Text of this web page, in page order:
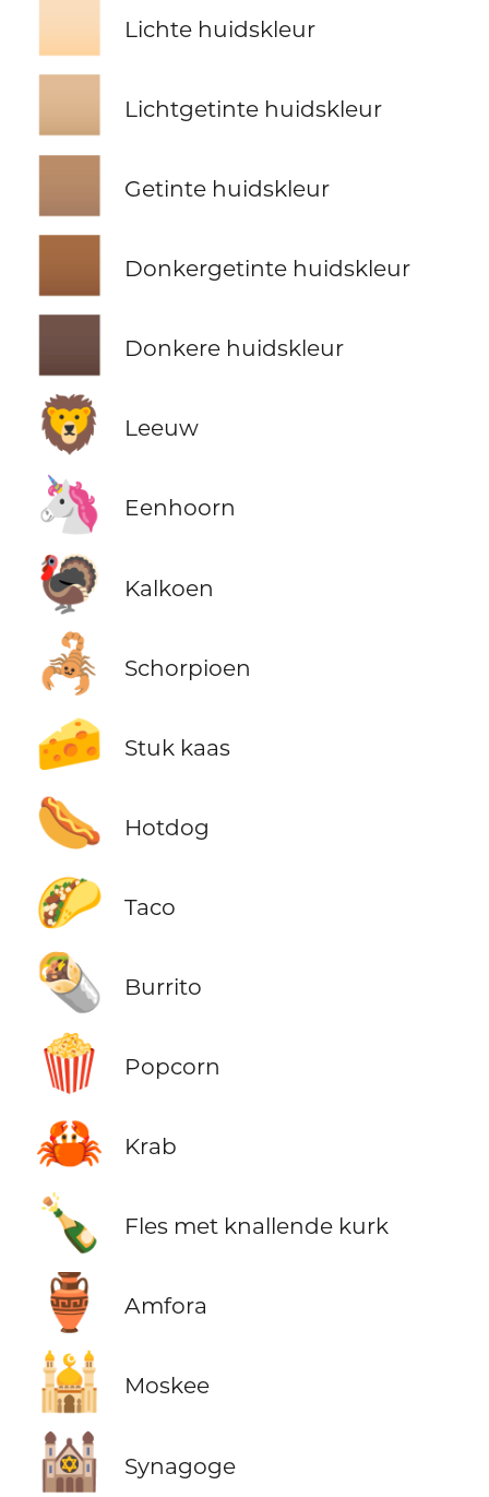
Lichte huidskleur
Lichtgetinte huidskleur
Getinte huidskleur
Donkergetinte huidskleur
Donkere huidskleur
🦁 Leeuw
🦄 Eenhoorn
🦃 Kalkoen
🦂 Schorpioen
🧀 Stuk kaas
🌭 Hotdog
🌮 Taco
🌯 Burrito
🍿 Popcorn
🦀 Krab
🍾 Fles met knallende kurk
🏺 Amfora
🕌 Moskee
🕍 Synagoge